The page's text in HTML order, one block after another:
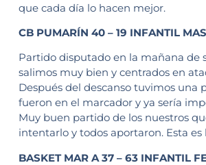
que cada día lo hacen mejor.
CB PUMARÍN 40 – 19 INFANTIL
Partido disputado en la mañana de
salimos muy bien y centrados en
Después del descanso tuvimos una
fueron en el marcador y ya sería
Muy buen partido de los nuestros
intentarlo y todos aportaron. Esta es
BASKET MAR A 37 – 63 INFANTIL